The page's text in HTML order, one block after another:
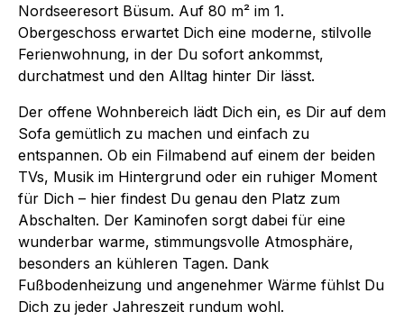
Nordseeresort Büsum. Auf 80 m² im 1.
Obergeschoss erwartet Dich eine moderne, stilvolle
Ferienwohnung, in der Du sofort ankommst,
durchatmest und den Alltag hinter Dir lässt.
Der offene Wohnbereich lädt Dich ein, es Dir auf dem
Sofa gemütlich zu machen und einfach zu
entspannen. Ob ein Filmabend auf einem der beiden
TVs, Musik im Hintergrund oder ein ruhiger Moment
für Dich – hier findest Du genau den Platz zum
Abschalten. Der Kaminofen sorgt dabei für eine
wunderbar warme, stimmungsvolle Atmosphäre,
besonders an kühleren Tagen. Dank
Fußbodenheizung und angenehmer Wärme fühlst Du
Dich zu jeder Jahreszeit rundum wohl.